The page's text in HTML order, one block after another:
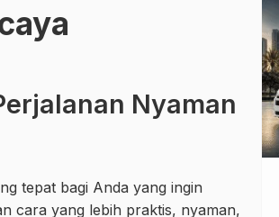
Nyaman
tepat bagi Anda yang ingin
cara yang lebih praktis, nyaman,